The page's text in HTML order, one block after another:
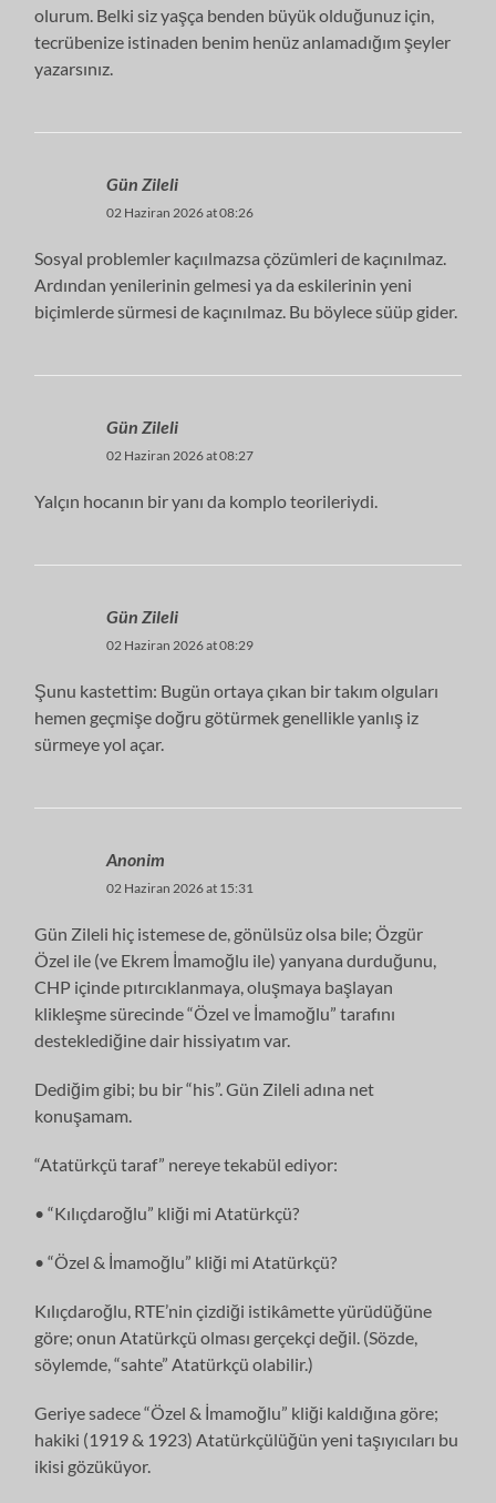
olurum. Belki siz yaşça benden büyük olduğunuz için,
tecrübenize istinaden benim henüz anlamadığım şeyler
yazarsınız.
Gün Zileli
02 Haziran 2026 at 08:26
Sosyal problemler kaçıılmazsa çözümleri de kaçınılmaz.
Ardından yenilerinin gelmesi ya da eskilerinin yeni
biçimlerde sürmesi de kaçınılmaz. Bu böylece süüp gider.
Gün Zileli
02 Haziran 2026 at 08:27
Yalçın hocanın bir yanı da komplo teorileriydi.
Gün Zileli
02 Haziran 2026 at 08:29
Şunu kastettim: Bugün ortaya çıkan bir takım olguları
hemen geçmişe doğru götürmek genellikle yanlış iz
sürmeye yol açar.
Anonim
02 Haziran 2026 at 15:31
Gün Zileli hiç istemese de, gönülsüz olsa bile; Özgür
Özel ile (ve Ekrem İmamoğlu ile) yanyana durduğunu,
CHP içinde pıtırcıklanmaya, oluşmaya başlayan
klikleşme sürecinde “Özel ve İmamoğlu” tarafını
desteklediğine dair hissiyatım var.
Dediğim gibi; bu bir “his”. Gün Zileli adına net
konuşamam.
“Atatürkçü taraf” nereye tekabül ediyor:
• “Kılıçdaroğlu” kliği mi Atatürkçü?
• “Özel & İmamoğlu” kliği mi Atatürkçü?
Kılıçdaroğlu, RTE’nin çizdiği istikâmette yürüdüğüne
göre; onun Atatürkçü olması gerçekçi değil. (Sözde,
söylemde, “sahte” Atatürkçü olabilir.)
Geriye sadece “Özel & İmamoğlu” kliği kaldığına göre;
hakiki (1919 & 1923) Atatürkçülüğün yeni taşıyıcıları bu
ikisi gözüküyor.